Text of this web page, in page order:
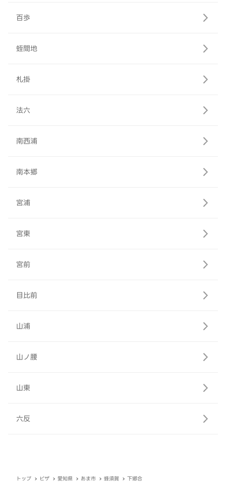
百歩
蛭間地
札掛
法六
南西浦
南本郷
宮浦
宮東
宮前
目比前
山浦
山ノ腰
山東
六反
トップ ピザ 愛知県 あま市 蜂須賀 下郷合